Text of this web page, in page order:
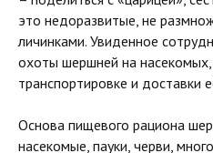
это недоразвитые, не
личинками. Увиденное
охоты шершней на
транспортировке и доставки
Основа пищевого рациона
насекомые, пауки, черви,